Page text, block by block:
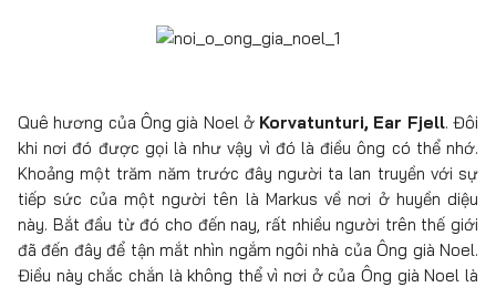
Quê hương của Ông già Noel ởKorvatunturi, Ear Fjell. Đôi
khi nơi đó được gọi là như vậy vì đó là điều ông có thể nhớ.
Khoảng một trăm năm trước đây người ta lan truyền với sự
tiếp sức của một người tên là Markus về nơi ở huyền diệu
này. Bắt đầu từ đó cho đến nay, rất nhiều người trên thế giới
đã đến đây để tận mắt nhìn ngắm ngôi nhà của Ông già Noel.
Điều này chắc chắn là không thể vì nơi ở của Ông già Noel là